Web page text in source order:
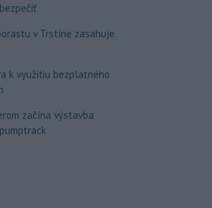
v Trstíne zasahuje
k využitiu bezplatného
začína výstavba